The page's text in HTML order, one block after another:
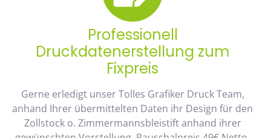
Professionell
Druckdatenerstellung zum
Fixpreis
Gerne erledigt unser Tolles Grafiker Druck Team,
anhand Ihrer übermittelten Daten ihr Design für den
Zollstock o. Zimmermannsbleistift anhand ihrer